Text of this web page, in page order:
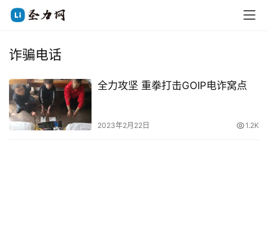
诈骗电话
全力攻坚 重拳打击GOIP电诈窝点
2023年2月22日 1.2K